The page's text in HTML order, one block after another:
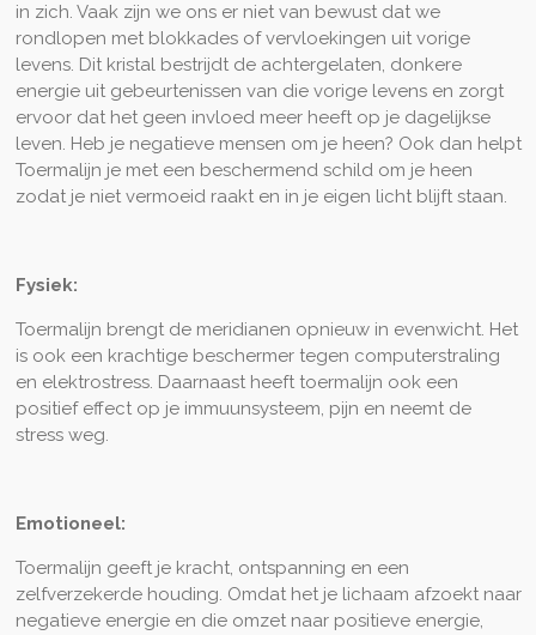
in zich. Vaak zijn we ons er niet van bewust dat we
rondlopen met blokkades of vervloekingen uit vorige
levens. Dit kristal bestrijdt de achtergelaten, donkere
energie uit gebeurtenissen van die vorige levens en zorgt
ervoor dat het geen invloed meer heeft op je dagelijkse
leven. Heb je negatieve mensen om je heen? Ook dan helpt
Toermalijn je met een beschermend schild om je heen
zodat je niet vermoeid raakt en in je eigen licht blijft staan.
Fysiek:
Toermalijn brengt de meridianen opnieuw in evenwicht. Het
is ook een krachtige beschermer tegen computerstraling
en elektrostress. Daarnaast heeft toermalijn ook een
positief effect op je immuunsysteem, pijn en neemt de
stress weg.
Emotioneel:
Toermalijn geeft je kracht, ontspanning en een
zelfverzekerde houding. Omdat het je lichaam afzoekt naar
negatieve energie en die omzet naar positieve energie,